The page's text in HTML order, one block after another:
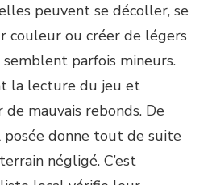
peuvent se décoller, se
couleur ou créer de légers
parfois mineurs.
la lecture du jeu et
mauvais rebonds. De
donne tout de suite
négligé. C’est